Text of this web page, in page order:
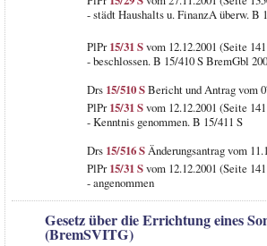
- städt Haushalts u. FinanzA überw. B
PlPr15/31 Svom 12.12.2001 (Seite
- beschlossen. B 15/410 S BremGbl
Drs 15/510 SBericht und Antrag vom
PlPr15/31 Svom 12.12.2001 (Seite
- Kenntnis genommen. B 15/411 S
Drs 15/516 SÄnderungsantrag vom
PlPr15/31 Svom 12.12.2001 (Seite
- angenommen
Gesetz über die Errichtung eines
(BremSVITG)